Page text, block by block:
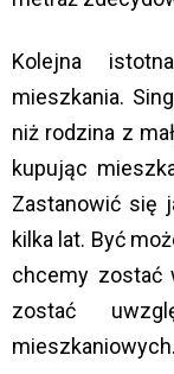
Kolejna
mieszkania.
niż rodzina z
kupując
Zastanowić się
kilka lat. Być
chcemy zostać
zostać